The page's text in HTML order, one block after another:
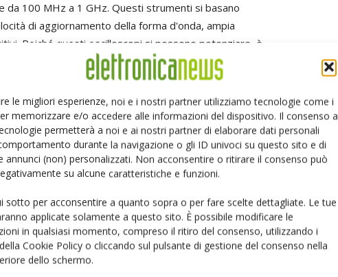
le migliori esperienze, noi e i nostri partner utilizziamo tecnologie come i
memorizzare e/o accedere alle informazioni del dispositivo. Il consenso a
permetterà a noi e ai nostri partner di elaborare dati personali
durante la navigazione o gli ID univoci su questo sito e di
annunci (non) personalizzati. Non acconsentire o ritirare il consenso può
su alcune caratteristiche e funzioni.
sotto per acconsentire a quanto sopra o per fare scelte dettagliate. Le tue
applicate solamente a questo sito. È possibile modificare le
in qualsiasi momento, compreso il ritiro del consenso, utilizzando i
Cookie Policy o cliccando sul pulsante di gestione del consenso nella
dello schermo.
da 100 MHz a 1 GHz. Questi strumenti si basano
di aggiornamento della forma d'onda, ampia
Poiché questi oscilloscopi si possono potenziare, è
in un momento successivo. Al top della gamma, la
ma lo strumento ha una profondità di soli 16,5
mentre gli oscilloscopi nella serie 5000
DPO3000 di Tektronixpresentano fino a 20 canali
di banda analogiche fino a 500 MHz,
e una lunghezza di registrazione di 5 Megapoint. Con
un display da 9 pollici, un ingombro di 146
comprende porte host Usb 2.0 sui pannelli
applicativo opzionale per l'analisi di potenza